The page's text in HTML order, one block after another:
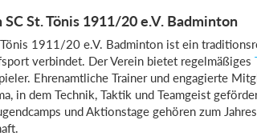
SC St. Tönis 1911/20 e.V. Badminton
Tönis 1911/20 e.V. Badminton ist ein
verbindet. Der Verein bietet regelmäßiges
Ehrenamtliche Trainer und engagierte
in dem Technik, Taktik und Teamgeist
und Aktionstage gehören zum